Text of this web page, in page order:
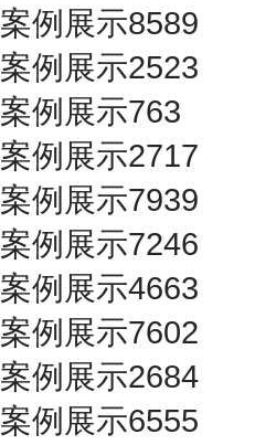
案例展示8589
案例展示2523
案例展示763
案例展示2717
案例展示7939
案例展示7246
案例展示4663
案例展示7602
案例展示2684
案例展示6555